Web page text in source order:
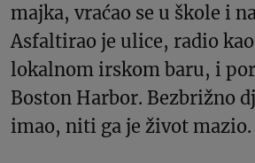
majka, vraćao se u škole i
Asfaltirao je ulice, radio
lokalnom irskom baru, i
Boston Harbor. Bezbrižno
imao, niti ga je život mazio.